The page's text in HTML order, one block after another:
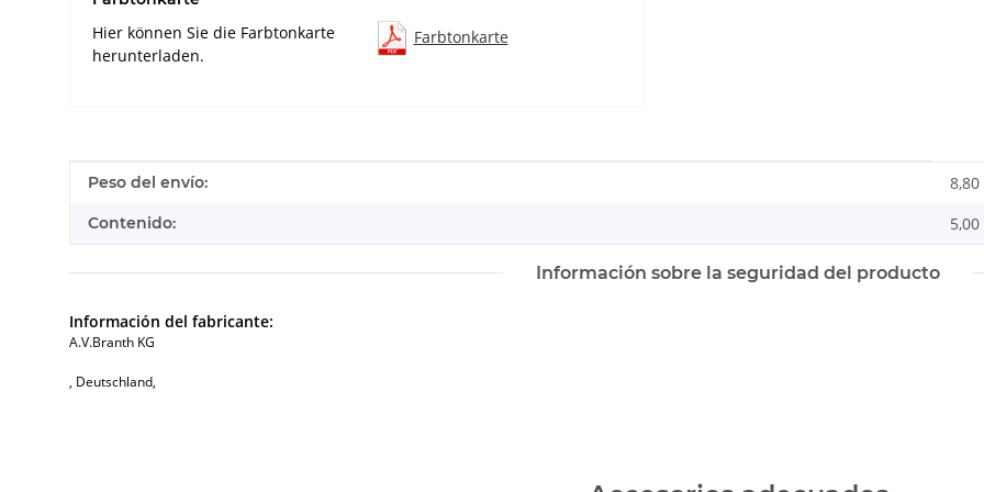
Hier können Sie die Farbtonkarte
herunterladen.
Farbtonkarte
#productDetails.itemInformation#
#productDetails.itemValue#
Peso del envío: 8,80
Contenido:
Información sobre la seguridad del producto
Información del fabricante:
A.V.Branth KG
, Deutschland,